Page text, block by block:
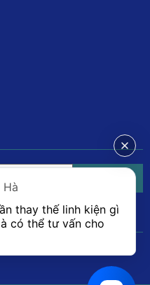
thay thế linh kiện gì
có thể tư vấn cho